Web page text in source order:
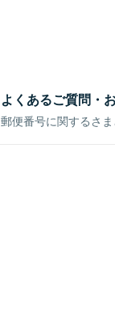
よくあるご質問・
郵便番号に関するさ